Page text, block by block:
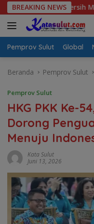
Langsung
ke
konten
BREAKING NEWS
Air Bersih Malalayang
Pemprov Sulut Global
Beranda Pemprov Sulut
Pemprov Sulut
HKG PKK Ke-
Dorong
Menuju
Kata Sulut
Juni 13, 2026